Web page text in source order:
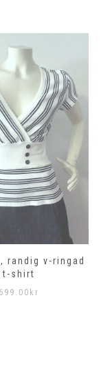
randig v-ringad
t-shirt
699.00 kr